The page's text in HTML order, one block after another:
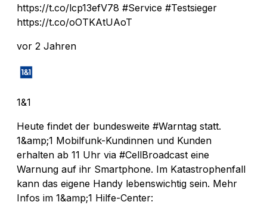
https://t.co/lcp13efV78 #Service #Testsieger
https://t.co/oOTKAtUAoT
vor 2 Jahren
1&1
Heute findet der bundesweite #Warntag statt.
1&amp;1 Mobilfunk-Kundinnen und Kunden
erhalten ab 11 Uhr via #CellBroadcast eine
Warnung auf ihr Smartphone. Im Katastrophenfall
kann das eigene Handy lebenswichtig sein. Mehr
Infos im 1&amp;1 Hilfe-Center: